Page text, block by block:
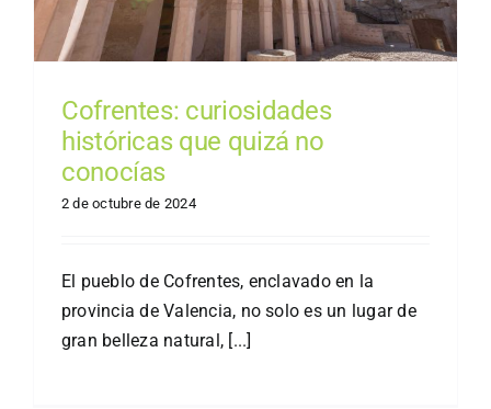
Cofrentes: curiosidades
históricas que quizá no
conocías
2 de octubre de 2024
El pueblo de Cofrentes, enclavado en la
provincia de Valencia, no solo es un lugar de
gran belleza natural, [...]